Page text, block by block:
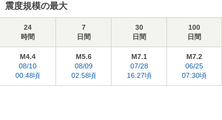
震度規模の最大
24
時間
7
日間
30
日間
100
日間
M4.4
08/10
00:48頃
M5.6
08/09
02:58頃
M7.1
07/28
16:27頃
M7.2
06/25
07:30頃